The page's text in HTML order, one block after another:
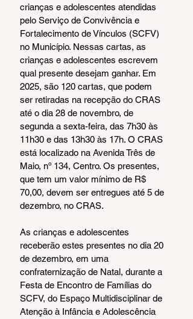
crianças e adolescentes atendidas
pelo Serviço de Convivência e
Fortalecimento de Vínculos (SCFV)
no Município. Nessas cartas, as
crianças e adolescentes escrevem
qual presente desejam ganhar. Em
2025, são 120 cartas, que podem
ser retiradas na recepção do CRAS
até o dia 28 de novembro, de
segunda a sexta-feira, das 7h30 às
11h30 e das 13h30 às 17h. O CRAS
está localizado na Avenida Três de
Maio, nº 134, Centro. Os presentes,
que tem um valor mínimo de R$
70,00, devem ser entregues até 5 de
dezembro, no CRAS.
As crianças e adolescentes
receberão estes presentes no dia 20
de dezembro, em uma
confraternização de Natal, durante a
Festa de Encontro de Famílias do
SCFV, do Espaço Multidisciplinar de
Atenção à Infância e Adolescência